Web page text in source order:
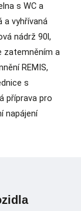
s WC a
a vyhřívaná
nádrž 90l,
zatemněním a
REMIS,
s
příprava pro
napájení